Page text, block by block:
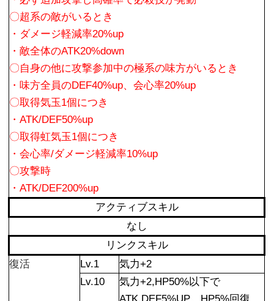
〇超系の敵がいるとき
・ダメージ軽減率20%up
・敵全体のATK20%down
〇自身の他に攻撃参加中の極系の味方がいるとき
・味方全員のDEF40%up、会心率20%up
〇取得気玉1個につき
・ATK/DEF50%up
〇取得虹気玉1個につき
・会心率/ダメージ軽減率10%up
〇攻撃時
・ATK/DEF200%up
アクティブスキル
なし
リンクスキル
復活
Lv.1
気力+2
Lv.10
気力+2,HP50%以下で